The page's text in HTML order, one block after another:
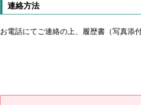
連絡方法
お電話にてご連絡の上、履歴書（写真添